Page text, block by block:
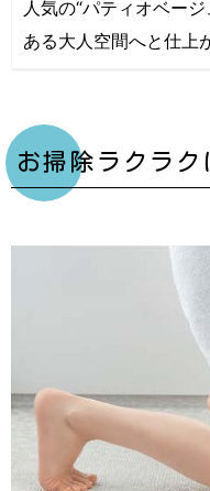
人気の“パティオベー
ある大人空間へと仕上
お掃除ラクラク